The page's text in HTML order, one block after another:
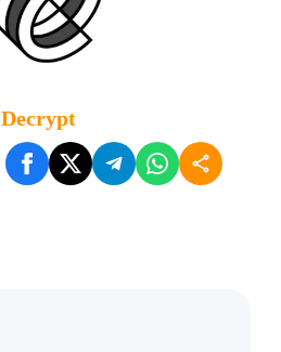
Decrypt